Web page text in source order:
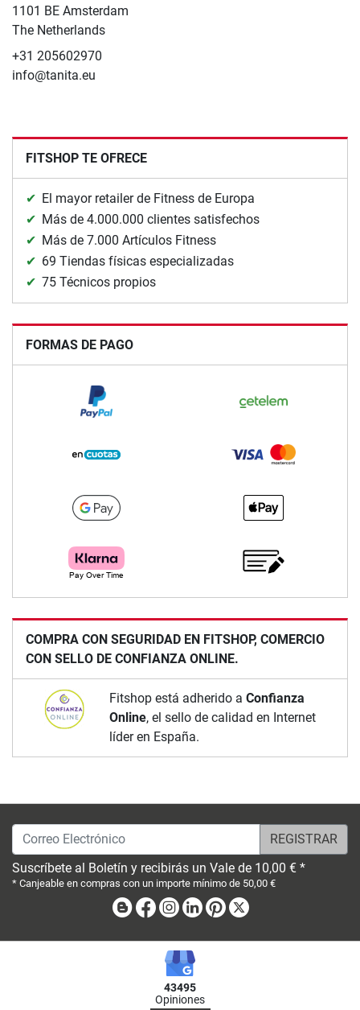
1101 BE Amsterdam
The Netherlands
+31 205602970
info@tanita.eu
FITSHOP TE OFRECE
El mayor retailer de Fitness de Europa
Más de 4.000.000 clientes satisfechos
Más de 7.000 Artículos Fitness
69 Tiendas físicas especializadas
75 Técnicos propios
FORMAS DE PAGO
COMPRA CON SEGURIDAD EN FITSHOP, COMERCIO
CON SELLO DE CONFIANZA ONLINE.
Fitshop está adherido a Confianza
Online, el sello de calidad en Internet
líder en España.
Correo Electrónico
Suscríbete al Boletín y recibirás un Vale de 10,00 € *
* Canjeable en compras con un importe mínimo de 50,00 €
BlogFacebook
Instagram
LinkedinPinterest
43495
Opiniones